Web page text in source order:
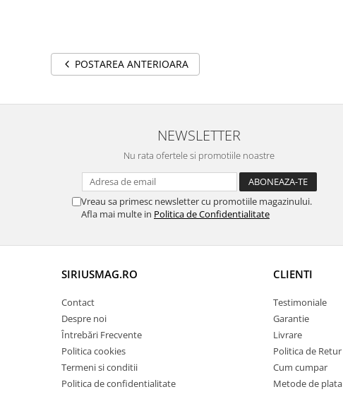
POSTAREA ANTERIOARA
NEWSLETTER
Nu rata ofertele si promotiile noastre
Vreau sa primesc newsletter cu promotiile magazinului.
Afla mai multe in Politica de Confidentialitate
SIRIUSMAG.RO
Contact
Despre noi
Întrebări Frecvente
Politica cookies
Termeni si conditii
Politica de confidentialitate
CLIENTI
Testimoniale
Garantie
Livrare
Politica de Retur
Cum cumpar
Metode de plata